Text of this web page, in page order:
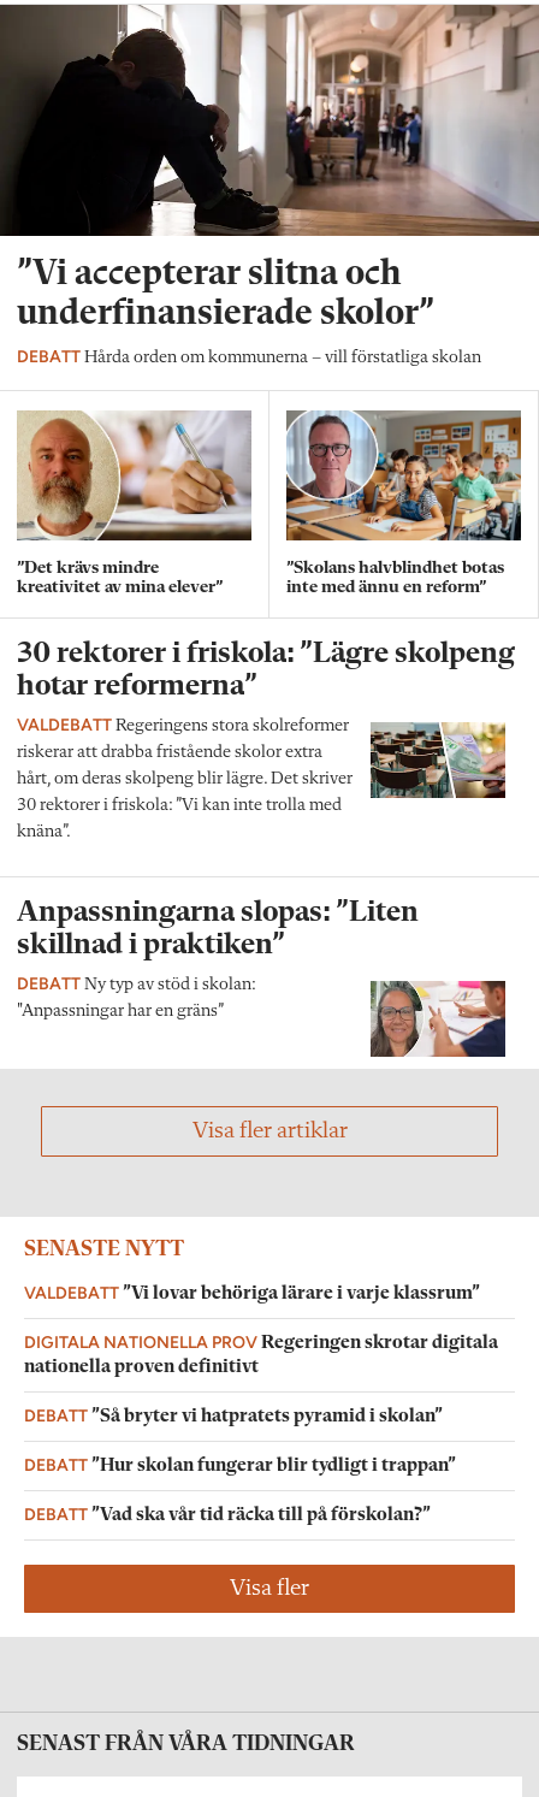
”Vi accepterar slitna och
underfinansierade skolor”
DEBATT Hårda orden om kommunerna – vill förstatliga skolan
”Det krävs mindre
kreativitet av mina elever”
”Skolans halvblindhet botas
inte med ännu en reform”
30 rektorer i friskola: ”Lägre skolpeng
hotar reformerna”
VALDEBATT Regeringens stora skolreformer
riskerar att drabba fristående skolor extra
hårt, om deras skolpeng blir lägre. Det skriver
30 rektorer i friskola: ”Vi kan inte trolla med
knäna”.
Anpassningarna slopas: ”Liten
skillnad i praktiken”
DEBATT Ny typ av stöd i skolan:
"Anpassningar har en gräns”
Visa fler artiklar
SENASTE NYTT
VALDEBATT”Vi lovar behöriga lärare i varje klassrum”
DIGITALA NATIONELLA PROVRegeringen skrotar digitala
nationella proven definitivt
DEBATT”Så bryter vi hatpratets pyramid i skolan”
DEBATT”Hur skolan fungerar blir tydligt i trappan”
DEBATT”Vad ska vår tid räcka till på förskolan?”
Visa fler
SENAST FRÅN VÅRA TIDNINGAR